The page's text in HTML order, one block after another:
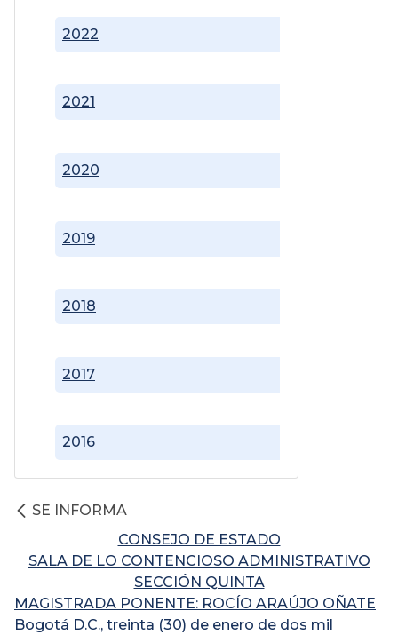
2016
2017
2018
2019
2020
2021
2022
SE INFORMA
CONSEJO DE ESTADO
SALA DE LO CONTENCIOSO ADMINISTRATIVO
SECCIÓN QUINTA
MAGISTRADA PONENTE: ROCÍO ARAÚJO OÑATE
Bogotá D.C., treinta (30) de enero de dos mil